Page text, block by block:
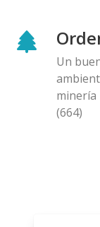
Un
minería
(664)